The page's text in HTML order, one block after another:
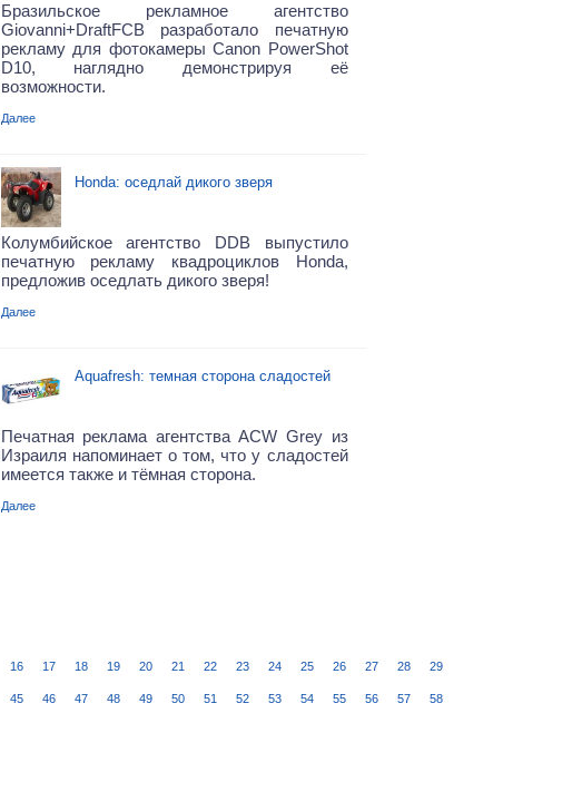
Бразильское рекламное агентство
Giovanni+DraftFCB разработало печатную
рекламу для фотокамеры Canon PowerShot
D10, наглядно демонстрируя её
возможности.
Далее
Honda: оседлай дикого зверя
Колумбийское агентство DDB выпустило
печатную рекламу квадроциклов Honda,
предложив оседлать дикого зверя!
Далее
Aquafresh: темная сторона сладостей
Печатная реклама агентства ACW Grey из
Израиля напоминает о том, что у сладостей
имеется также и тёмная сторона.
Далее
16 17 18 19 20 21 22 23 24 25 26 27 28 29
45 46 47 48 49 50 51 52 53 54 55 56 57 58